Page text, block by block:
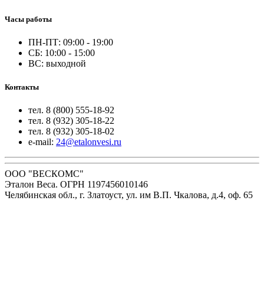
Часы работы
ПН-ПТ: 09:00 - 19:00
СБ: 10:00 - 15:00
ВС: выходной
Контакты
тел. 8 (800) 555-18-92
тел. 8 (932) 305-18-22
тел. 8 (932) 305-18-02
e-mail: 24@etalonvesi.ru
ООО "ВЕСКОМС"
Эталон Веса. ОГРН 1197456010146
Челябинская обл., г. Златоуст, ул. им В.П. Чкалова, д.4, оф. 65